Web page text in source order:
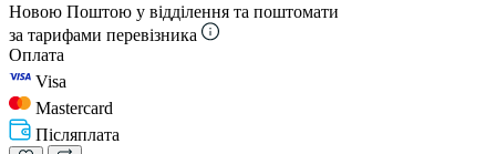
Новою Поштою у відділення та поштомати
за тарифами перевізника
Оплата
Visa
Mastercard
Післяплата